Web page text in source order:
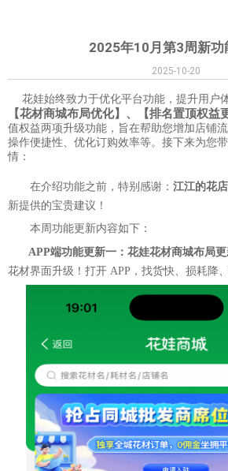
2025年10月第3周新功
2025-10-20
花娃始终致力于优化平台功能，提升用户
【花材商城布局优化】、【排名置顶权益
值权益两项升级功能，旨在帮助您增加店铺
操作便捷性、优化订购效率等。接下来为您
情：
在介绍功能之前，特别感谢： 江江的花店
新提供的宝贵建议！
本周功能更新内容如下：
APP端功能更新一：花娃花材商城布局
花材界面升级！打开 APP，找货快、损耗降